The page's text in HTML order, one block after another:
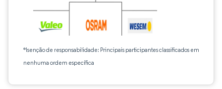
*Isenção de responsabilidade: Principais participantes classificados em
nenhuma ordem específica